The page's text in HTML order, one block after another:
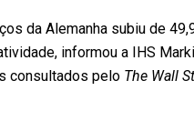
da Alemanha subiu de
informou a IHS
consultados pelo The Wall